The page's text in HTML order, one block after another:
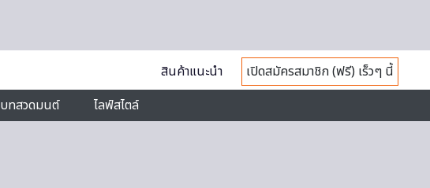
สินค้าแนะนำ
เปิดสมัครสมาชิก (ฟรี) เร็วๆ นี้
บทสวดมนต์ ไลฟ์สไตล์